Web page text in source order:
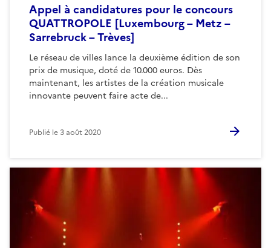
Appel à candidatures pour le concours
QUATTROPOLE [Luxembourg – Metz –
Sarrebruck – Trèves]
Le réseau de villes lance la deuxième édition de son
prix de musique, doté de 10.000 euros. Dès
maintenant, les artistes de la création musicale
innovante peuvent faire acte de...
Publié le3 août 2020